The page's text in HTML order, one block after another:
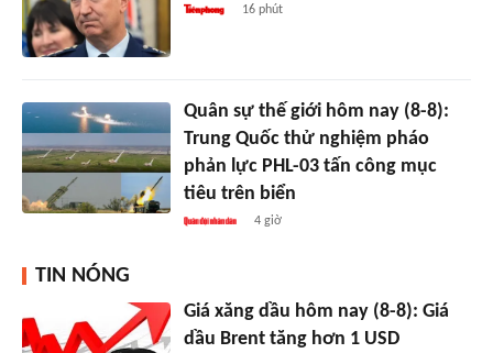
16 phút
Quân sự thế giới hôm nay (8-8):
Trung Quốc thử nghiệm pháo
phản lực PHL-03 tấn công mục
tiêu trên biển
4 giờ
TIN NÓNG
Giá xăng dầu hôm nay (8-8): Giá
dầu Brent tăng hơn 1 USD